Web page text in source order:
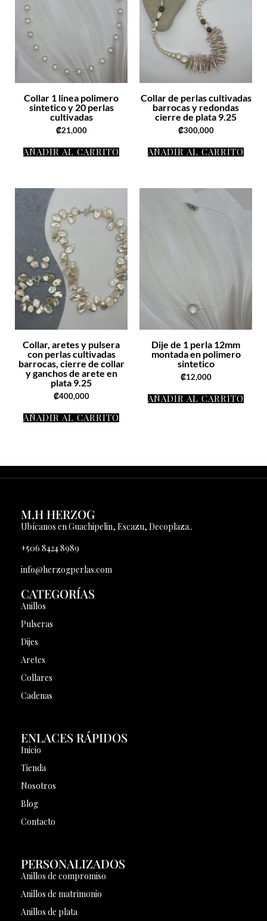
Collar 1 linea polimero
sintetico y 20 perlas
cultivadas
₡21,000
AÑADIR AL CARRITO
Collar de perlas cultivadas
barrocas y redondas
cierre de plata 9.25
₡300,000
AÑADIR AL CARRITO
Collar, aretes y pulsera
con perlas cultivadas
barrocas, cierre de collar
y ganchos de arete en
plata 9.25
₡400,000
AÑADIR AL CARRITO
Dije de 1 perla 12mm
montada en polimero
sintetico
₡12,000
AÑADIR AL CARRITO
M.H HERZOG
Ubícanos en Guachipelin, Escazu, Decoplaza..
+506 8424 8989
info@herzogperlas.com
CATEGORÍAS
Anillos
Pulseras
Dijes
Aretes
Collares
Cadenas
ENLACES RÁPIDOS
Inicio
Tienda
Nosotros
Blog
Contacto
PERSONALIZADOS
Anillos de compromiso
Anillos de matrimonio
Anillos de plata